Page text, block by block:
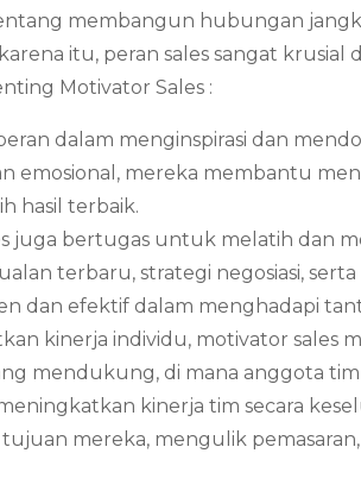
membangun hubungan
itu, peran sales sangat
Motivator Sales :
dalam menginspirasi dan
mereka membantu
hasil terbaik.
juga bertugas untuk melatih dan
terbaru, strategi negosiasi,
dan efektif dalam menghadapi
kinerja individu, motivator
mendukung, di mana anggota
kinerja tim secara
mereka, mengulik